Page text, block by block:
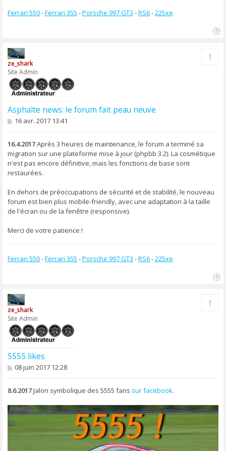
Ferrari 550-Ferrari 355 -Porsche 997 GT3 -RS6-225xe
ze_shark
Site Admin
Asphalte news: le forum fait peau neuve
M
s
a
g
e
16 avr. 2017 13:41
16.4.2017Après 3 heures de maintenance, le forum a terminé sa
migration sur une plateforme mise à jour (phpbb 3.2). La cosmétique
n'est pas encore définitive, mais les fonctions de base sont
restaurées.
En dehors de préoccupations de sécurité et de stabilité, le nouveau
forum est bien plus mobile-friendly, avec une adaptation à la taille
de l'écran ou de la fenêtre (responsive).
Merci de votre patience !
Ferrari 550-Ferrari 355 -Porsche 997 GT3 -RS6-225xe
ze_shark
Site Admin
5555 likes
M
s
g
e
08 juin 2017 12:28
8.6.2017Jalon symbolique des 5555 fans sur facebook.